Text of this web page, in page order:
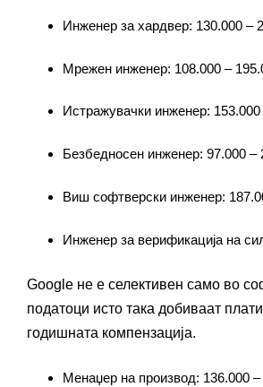
Инженер за хардвер: 130.000 –
Мрежен инженер: 108.000 –
Истражувачки инженер:
Безбедносен инженер: 97.000 –
Виш софтверски инженер:
Инженер за верификација на
Google не е селективен само во
податоци исто така добиваат
годишната компензација.
Менаџер на производ: 136.000